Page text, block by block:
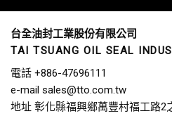
台全油封工業股份有限公司
TAI TSUANG OIL SEAL
電話 +886-47696111
e-mail sales@tto.com.tw
地址 彰化縣福興鄉萬豐村福工路2